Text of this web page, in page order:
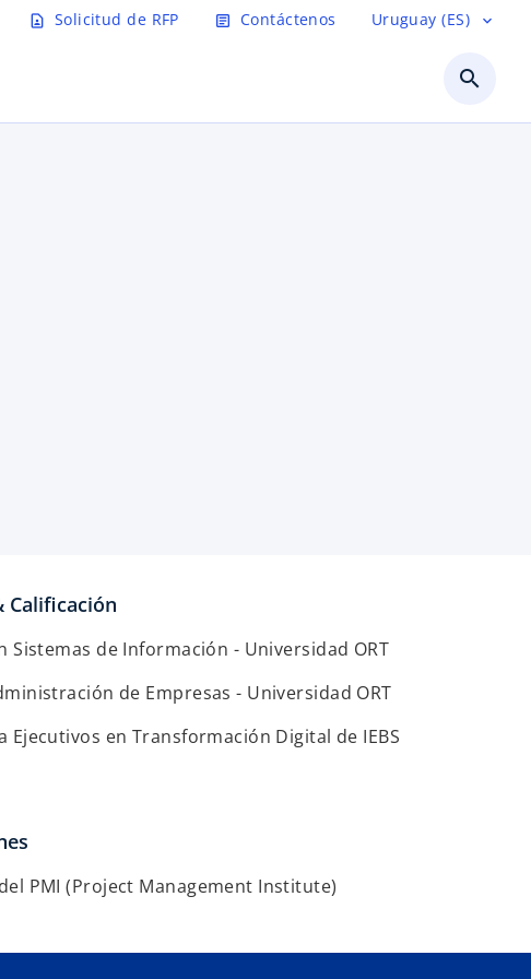
contact_page Solicitud de RFP article Contáctenos Uruguay (ES) expand_more
search
Calificación
Sistemas de Información - Universidad ORT
de Empresas - Universidad ORT
Ejecutivos en Transformación Digital de IEBS
PMI (Project Management Institute)